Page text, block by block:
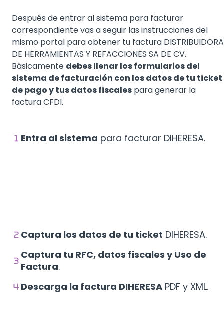
Después de entrar al sistema para facturar
correspondiente vas a seguir las instrucciones del
mismo portal para obtener tu factura DISTRIBUIDORA
DE HERRAMIENTAS Y REFACCIONES SA DE CV.
Básicamente debes llenar los formularios del
sistema de facturación con los datos de tu ticket
de pago y tus datos fiscales para generar la
factura CFDI.
Entra al sistema para facturar DIHERESA.
Captura los datos de tu ticket DIHERESA.
Captura tu RFC, datos fiscales y Uso de
Factura.
Descarga la factura DIHERESA PDF y XML.